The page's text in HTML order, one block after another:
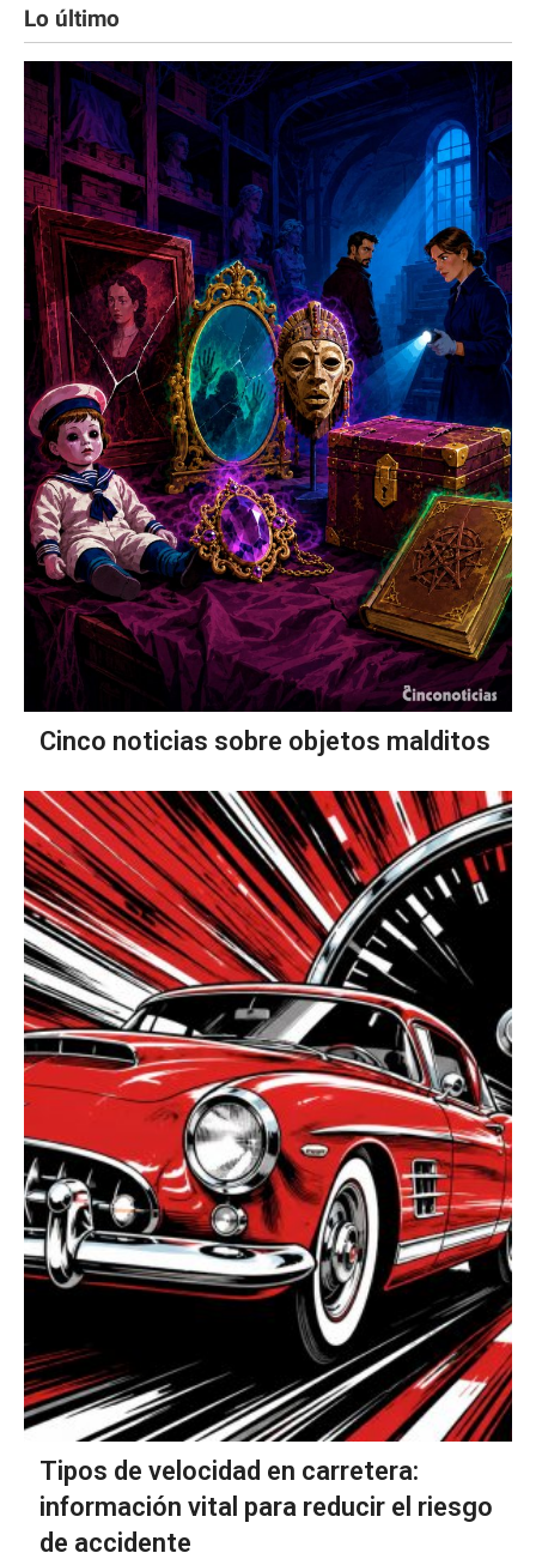
Lo último
Cinco noticias sobre objetos malditos
Tipos de velocidad en carretera:
información vital para reducir el riesgo
de accidente